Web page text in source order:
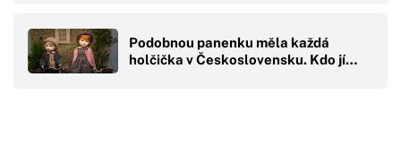
Podobnou panenku měla každá
holčička v Československu. Kdo jí…